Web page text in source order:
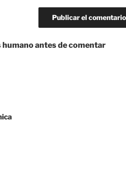
antes de comentar